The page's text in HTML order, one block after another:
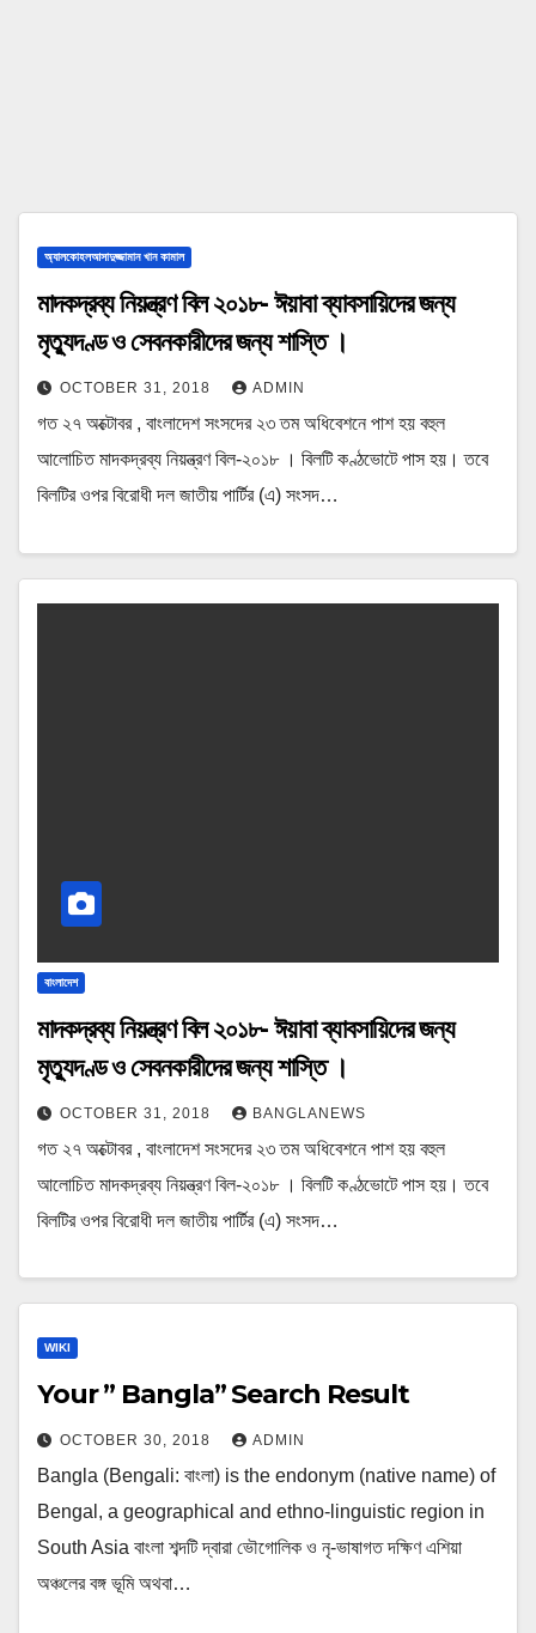
অ্যালকোহলআসাদুজ্জামান খান কামাল
মাদকদ্রব্য নিয়ন্ত্রণ বিল ২০১৮- ঈয়াবা ব্যাবসায়িদের জন্য
মৃত্যুদণ্ড ও সেবনকারীদের জন্য শাস্তি ।
OCTOBER 31, 2018 ADMIN
গত ২৭ অক্টোবর , বাংলাদেশ সংসদের ২৩ তম অধিবেশনে পাশ হয় বহুল
আলোচিত মাদকদ্রব্য নিয়ন্ত্রণ বিল-২০১৮ । বিলটি কণ্ঠভোটে পাস হয়। তবে
বিলটির ওপর বিরোধী দল জাতীয় পার্টির (এ) সংসদ…
বাংলাদেশ
মাদকদ্রব্য নিয়ন্ত্রণ বিল ২০১৮- ঈয়াবা ব্যাবসায়িদের জন্য
মৃত্যুদণ্ড ও সেবনকারীদের জন্য শাস্তি ।
OCTOBER 31, 2018 BANGLANEWS
গত ২৭ অক্টোবর , বাংলাদেশ সংসদের ২৩ তম অধিবেশনে পাশ হয় বহুল
আলোচিত মাদকদ্রব্য নিয়ন্ত্রণ বিল-২০১৮ । বিলটি কণ্ঠভোটে পাস হয়। তবে
বিলটির ওপর বিরোধী দল জাতীয় পার্টির (এ) সংসদ…
WIKI
Your ” Bangla” Search Result
OCTOBER 30, 2018 ADMIN
Bangla (Bengali: বাংলা) is the endonym (native name) of
Bengal, a geographical and ethno-linguistic region in
South Asia বাংলা শব্দটি দ্বারা ভৌগোলিক ও নৃ-ভাষাগত দক্ষিণ এশিয়া
অঞ্চলের বঙ্গ ভূমি অথবা…